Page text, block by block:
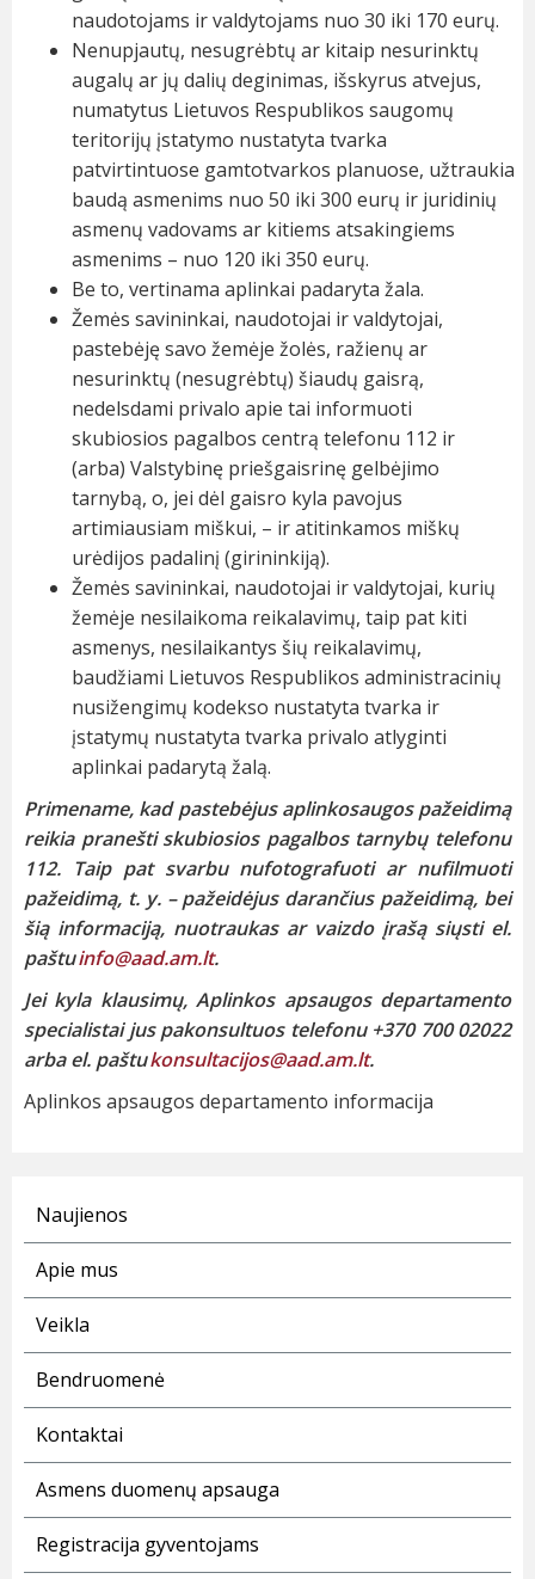
naudotojams ir valdytojams nuo 30 iki 170 eurų.
Nenupjautų, nesugrėbtų ar kitaip nesurinktų
augalų ar jų dalių deginimas, išskyrus atvejus,
numatytus Lietuvos Respublikos saugomų
teritorijų įstatymo nustatyta tvarka
patvirtintuose gamtotvarkos planuose, užtraukia
baudą asmenims nuo 50 iki 300 eurų ir juridinių
asmenų vadovams ar kitiems atsakingiems
asmenims – nuo 120 iki 350 eurų.
Be to, vertinama aplinkai padaryta žala.
Žemės savininkai, naudotojai ir valdytojai,
pastebėję savo žemėje žolės, ražienų ar
nesurinktų (nesugrėbtų) šiaudų gaisrą,
nedelsdami privalo apie tai informuoti
skubiosios pagalbos centrą telefonu 112 ir
(arba) Valstybinę priešgaisrinę gelbėjimo
tarnybą, o, jei dėl gaisro kyla pavojus
artimiausiam miškui, – ir atitinkamos miškų
urėdijos padalinį (girininkiją).
Žemės savininkai, naudotojai ir valdytojai, kurių
žemėje nesilaikoma reikalavimų, taip pat kiti
asmenys, nesilaikantys šių reikalavimų,
baudžiami Lietuvos Respublikos administracinių
nusižengimų kodekso nustatyta tvarka ir
įstatymų nustatyta tvarka privalo atlyginti
aplinkai padarytą žalą.
Primename, kad pastebėjus aplinkosaugos pažeidimą
reikia pranešti skubiosios pagalbos tarnybų telefonu
112. Taip pat svarbu nufotografuoti ar nufilmuoti
pažeidimą, t. y. – pažeidėjus darančius pažeidimą, bei
šią informaciją, nuotraukas ar vaizdo įrašą siųsti el.
paštuinfo@aad.am.lt.
Jei kyla klausimų, Aplinkos apsaugos departamento
specialistai jus pakonsultuos telefonu +370 700 02022
arba el. paštukonsultacijos@aad.am.lt.
Aplinkos apsaugos departamento informacija
Naujienos
Apie mus
Veikla
Bendruomenė
Kontaktai
Asmens duomenų apsauga
Registracija gyventojams